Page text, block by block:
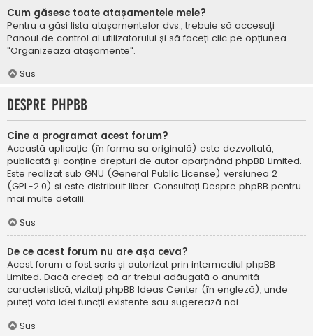
Cum găsesc toate atașamentele mele?
Pentru a găsi lista atașamentelor dvs., trebuie să accesați
Panoul de control al utilizatorului și să faceți clic pe opțiunea
"Organizează atașamente".
Sus
Despre phpBB
Cine a programat acest forum?
Această aplicație (în forma sa originală) este dezvoltată,
publicată și conține drepturi de autor aparținând phpBB Limited.
Este realizat sub GNU (General Public License) versiunea 2
(GPL-2.0) și este distribuit liber. Consultați Despre phpBB pentru
mai multe detalii.
Sus
De ce acest forum nu are așa ceva?
Acest forum a fost scris și autorizat prin intermediul phpBB
Limited. Dacă credeți că ar trebui adăugată o anumită
caracteristică, vizitați phpBB Ideas Center (în engleză), unde
puteți vota idei funcții existente sau sugerează noi.
Sus